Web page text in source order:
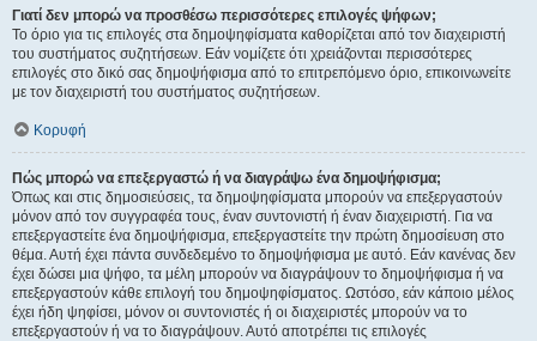
Γιατί δεν μπορώ να προσθέσω περισσότερες επιλογές ψήφων;
Το όριο για τις επιλογές στα δημοψηφίσματα καθορίζεται από τον διαχειριστή
του συστήματος συζητήσεων. Εάν νομίζετε ότι χρειάζονται περισσότερες
επιλογές στο δικό σας δημοψήφισμα από το επιτρεπόμενο όριο, επικοινωνείτε
με τον διαχειριστή του συστήματος συζητήσεων.
Κορυφή
Πώς μπορώ να επεξεργαστώ ή να διαγράψω ένα δημοψήφισμα;
Όπως και στις δημοσιεύσεις, τα δημοψηφίσματα μπορούν να επεξεργαστούν
μόνον από τον συγγραφέα τους, έναν συντονιστή ή έναν διαχειριστή. Για να
επεξεργαστείτε ένα δημοψήφισμα, επεξεργαστείτε την πρώτη δημοσίευση στο
θέμα. Αυτή έχει πάντα συνδεδεμένο το δημοψήφισμα με αυτό. Εάν κανένας δεν
έχει δώσει μια ψήφο, τα μέλη μπορούν να διαγράψουν το δημοψήφισμα ή να
επεξεργαστούν κάθε επιλογή του δημοψηφίσματος. Ωστόσο, εάν κάποιο μέλος
έχει ήδη ψηφίσει, μόνον οι συντονιστές ή οι διαχειριστές μπορούν να το
επεξεργαστούν ή να το διαγράψουν. Αυτό αποτρέπει τις επιλογές